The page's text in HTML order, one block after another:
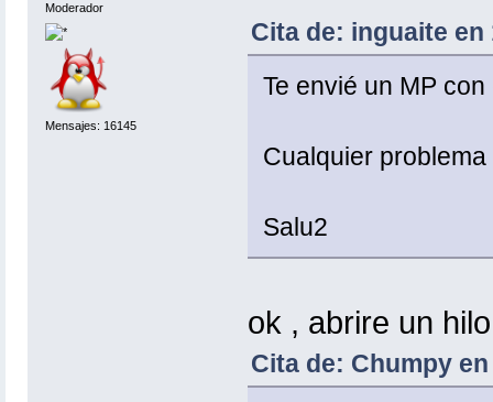
Moderador
Mensajes: 16145
Cita de: inguaite en
Te envié un MP
Cualquier
Salu2
ok , abrire un
Cita de: Chumpy